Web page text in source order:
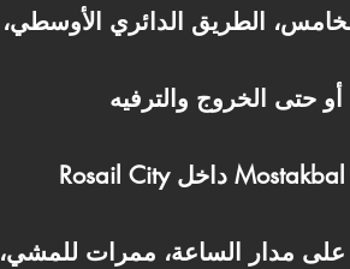
الطريق الدائري الأوسطي،
Rosail City داخل Mostakbal City بيقدم تجربة سكنية راقية بفضل التصميمات المعمارية الحديثة والاهتمام
على مدار الساعة، ممرات للمشي،